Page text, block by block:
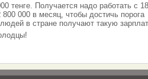
тенге. Получается надо работать с
000 в месяц, чтобы достичь порога
в стране получают такую